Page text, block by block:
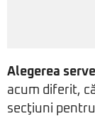
Alegerea
acum diferit,
secţiuni